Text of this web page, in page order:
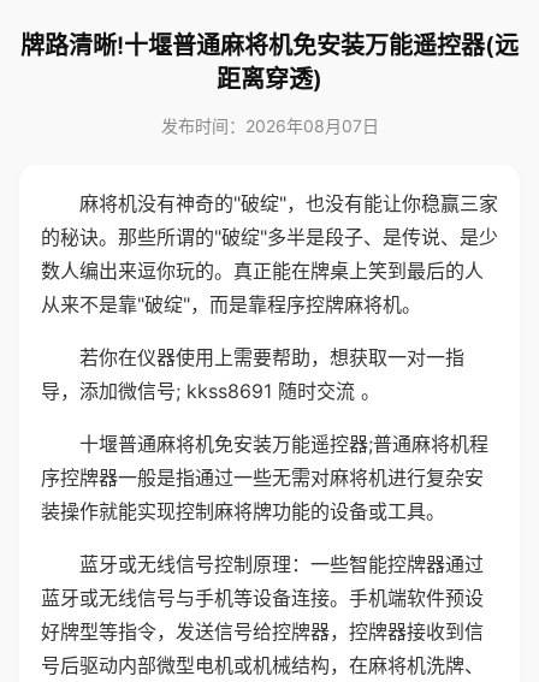
牌路清晰!十堰普通麻将机免安装万能遥控器(远
距离穿透)
发布时间：2026年08月07日
麻将机没有神奇的"破绽"，也没有能让你稳赢三家
的秘诀。那些所谓的"破绽"多半是段子、是传说、是少
数人编出来逗你玩的。真正能在牌桌上笑到最后的人
从来不是靠"破绽"，而是靠程序控牌麻将机。
若你在仪器使用上需要帮助，想获取一对一指
导，添加微信号; kkss8691 随时交流 。
十堰普通麻将机免安装万能遥控器;普通麻将机程
序控牌器一般是指通过一些无需对麻将机进行复杂安
装操作就能实现控制麻将牌功能的设备或工具。
蓝牙或无线信号控制原理：一些智能控牌器通过
蓝牙或无线信号与手机等设备连接。手机端软件预设
好牌型等指令，发送信号给控牌器，控牌器接收到信
号后驱动内部微型电机或机械结构，在麻将机洗牌、